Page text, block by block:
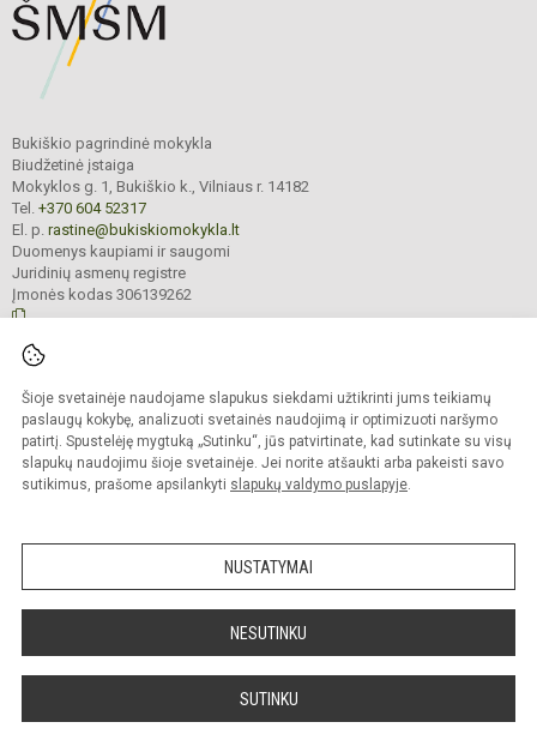
Šioje svetainėje naudojame slapukus siekdami užtikrinti jums teikiamų
paslaugų kokybę, analizuoti svetainės naudojimą ir optimizuoti naršymo
patirtį. Spustelėję mygtuką „Sutinku“, jūs patvirtinate, kad sutinkate su visų
slapukų naudojimu šioje svetainėje. Jei norite atšaukti arba pakeisti savo
sutikimus, prašome apsilankyti slapukų valdymo puslapyje.
NUSTATYMAI
NESUTINKU
SUTINKU
Bukiškio pagrindinė mokykla
Biudžetinė įstaiga
Mokyklos g. 1, Bukiškio k., Vilniaus r. 14182
Tel. +370 604 52317
El. p. rastine@bukiskiomokykla.lt
Duomenys kaupiami ir saugomi
Juridinių asmenų registre
Įmonės kodas 306139262
Kopijuoti turinį be raštiško Bukiškio pagrindinės mokyklos administracijos
sutikimo griežtai draudžiama.
Prieinamumo paraiška Slapukų valdymas
Sumanus būdas atnaujinti